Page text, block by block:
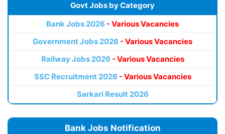
Govt Jobs by Category
Bank Jobs 2026 - Various Vacancies
Government Jobs 2026 - Various Vacancies
Railway Jobs 2026 - Various Vacancies
SSC Recruitment 2026 - Various Vacancies
Sarkari Result 2026
Bank Jobs Notification